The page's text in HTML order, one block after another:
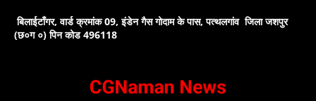
बिलाईटाँगर, वार्ड क्रमांक 09, इंडेन गैस गोदाम के पास, पत्थलगांव जिला जशपुर
(छ०ग ०) पिन कोड 496118